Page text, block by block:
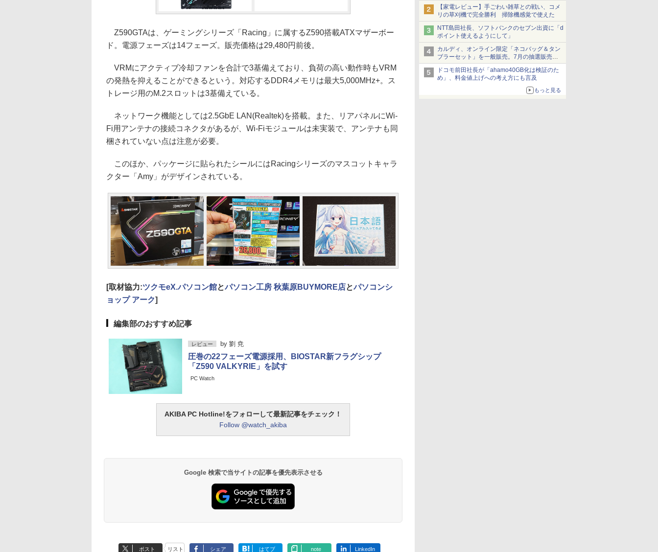
【家電レビュー】手ごわい雑草との戦い、コメ
リの草刈機で完全勝利 掃除機感覚で使えた
NTT島田社長、ソフトバンクのセブン出資に「d
ポイント使えるようにして」
カルディ、オンライン限定「ネコバッグ＆タン
ブラーセット」を一般販売。7月の抽選販売の
当選無効分
ドコモ前田社長が「ahamo40GB化は検証のた
め」、料金値上げへの考え方にも言及
もっと見る
Z590GTAは、ゲーミングシリーズ「Racing」に属するZ590搭載ATXマザーボー
ド。電源フェーズは14フェーズ。販売価格は29,480円前後。
VRMにアクティブ冷却ファンを合計で3基備えており、負荷の高い動作時もVRM
の発熱を抑えることができるという。対応するDDR4メモリは最大5,000MHz+。ス
トレージ用のM.2スロットは3基備えている。
ネットワーク機能としては2.5GbE LAN(Realtek)を搭載。また、リアパネルにWi-
Fi用アンテナの接続コネクタがあるが、Wi-Fiモジュールは未実装で、アンテナも同
梱されていない点は注意が必要。
このほか、パッケージに貼られたシールにはRacingシリーズのマスコットキャラ
クター「Amy」がデザインされている。
[取材協力:ツクモeX.パソコン館とパソコン工房 秋葉原BUYMORE店とパソコンシ
ョップ アーク]
編集部のおすすめ記事
レビュー by 劉 尭
圧巻の22フェーズ電源採用、BIOSTAR新フラグシップ
「Z590 VALKYRIE」を試す
PC Watch
AKIBA PC Hotline!をフォローして最新記事をチェック！
Follow @watch_akiba
Google 検索で当サイトの記事を優先表示させる
ポスト リスト シェア はてブ note LinkedIn